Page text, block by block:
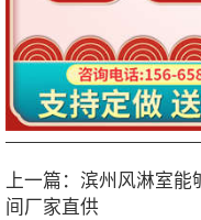
上一篇： 滨州风淋室能
间厂家直供